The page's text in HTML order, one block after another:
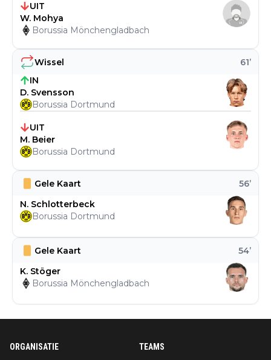
Gele Kaart 54’
K. Stöger
Borussia Mönchengladbach
Gele Kaart 56’
N. Schlotterbeck
Borussia Dortmund
Wissel 61’
IN
D. Svensson
Borussia Dortmund
UIT
M. Beier
Borussia Dortmund
UIT
W. Mohya
Borussia Mönchengladbach
ORGANISATIE TEAMS